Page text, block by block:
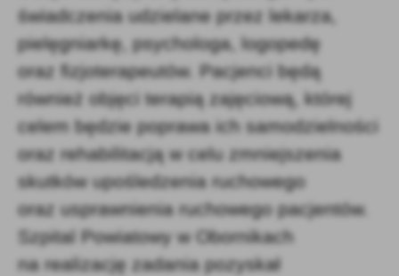
świadczenia udzielane przez lekarza,
pielęgniarkę, psychologa, logopedę
oraz fizjoterapeutów. Pacjenci będą
również objęci terapią zajęciową, której
celem będzie poprawa ich samodzielności
oraz rehabilitacją w celu zmniejszenia
skutków upośledzenia ruchowego
oraz usprawnienia ruchowego pacjentów.
Szpital Powiatowy w Obornikach
na realizację zadania pozyskał